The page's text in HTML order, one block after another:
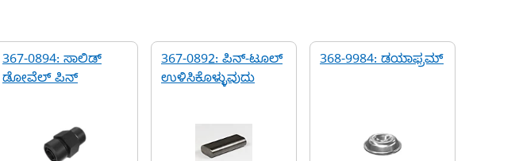
367-0894: ಸಾಲಿಡ್
ಡೋವೆಲ್ ಪಿನ್
367-0892: ಪಿನ್-ಟೂಲ್
ಉಳಿಸಿಕೊಳ್ಳುವುದು
368-9984: ಡಯಾಫ್ರಮ್